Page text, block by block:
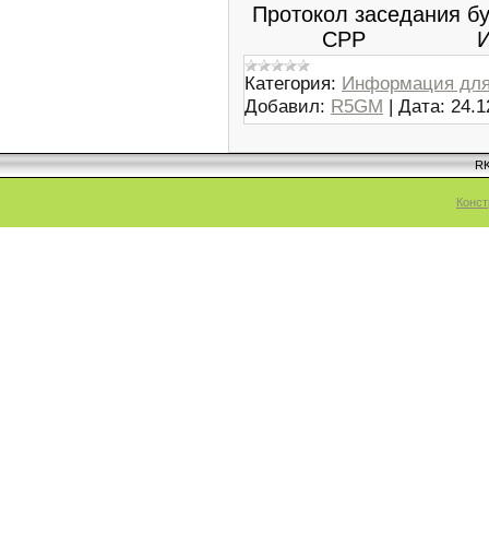
Протокол заседания
СРР
Категория: Информация
Добавил: R5GM | Дата: